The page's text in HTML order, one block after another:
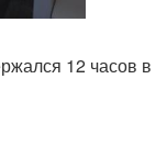
12 часов в